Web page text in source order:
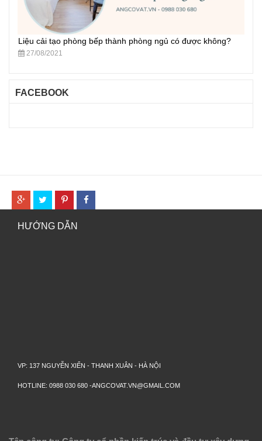
Liệu cải tạo phòng bếp thành phòng ngủ có được không?
27/08/2021
FACEBOOK
HƯỚNG DẪN
VP: 137 NGUYỄN XIỂN - THANH XUÂN - HÀ NỘI
HOTLINE: 0988 030 680 -ANGCOVAT.VN@GMAIL.COM